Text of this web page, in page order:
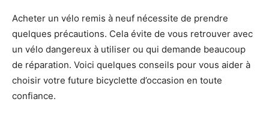
Acheter un vélo remis à neuf nécessite de prendre
quelques précautions. Cela évite de vous retrouver avec
un vélo dangereux à utiliser ou qui demande beaucoup
de réparation. Voici quelques conseils pour vous aider à
choisir votre future bicyclette d’occasion en toute
confiance.